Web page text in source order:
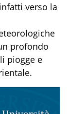
verso la
profondo
piogge e